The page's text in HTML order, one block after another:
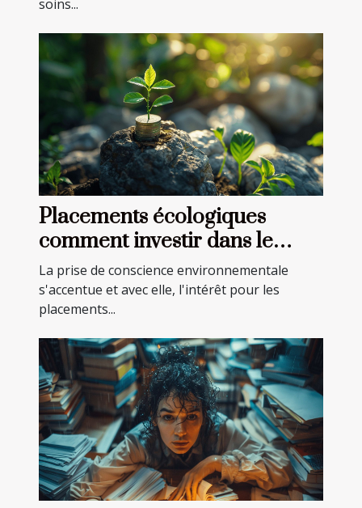
soins...
Placements écologiques
comment investir dans le
développement durable
La prise de conscience environnementale
s'accentue et avec elle, l'intérêt pour les
placements...